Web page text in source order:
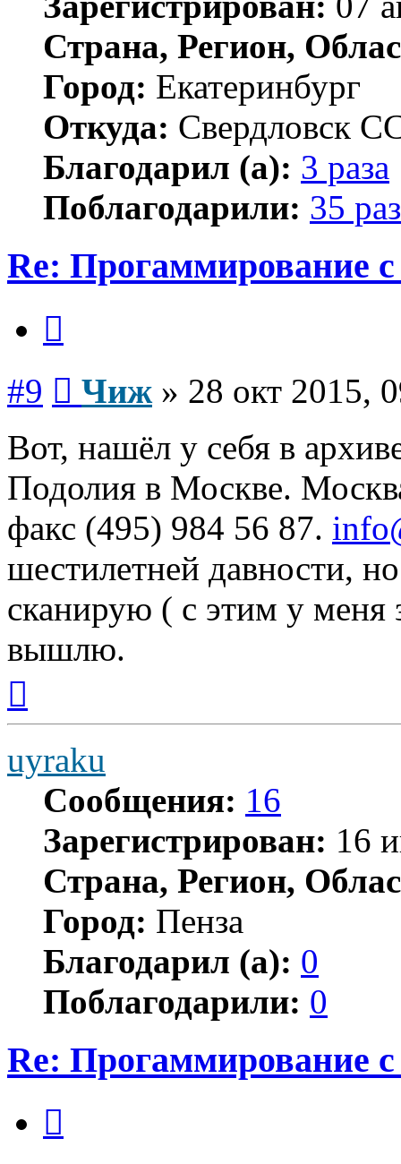
Страна, Регион,
Город: Екатеринбург
Откуда: Свердловск
Благодарил (а): 3 раза
Поблагодарили: 35 раз
Re: Прогаммирование с
#9 Чиж » 28 окт 2015,
Вот, нашёл у себя в
Подолия в Москве.
факс (495) 984 56 87.
шестилетней давности,
сканирую ( с этим у меня
вышлю.
началу
uyraku
Сообщения: 16
Зарегистрирован: 16
Страна, Регион,
Город: Пенза
Благодарил (а): 0
Поблагодарили: 0
Re: Прогаммирование с